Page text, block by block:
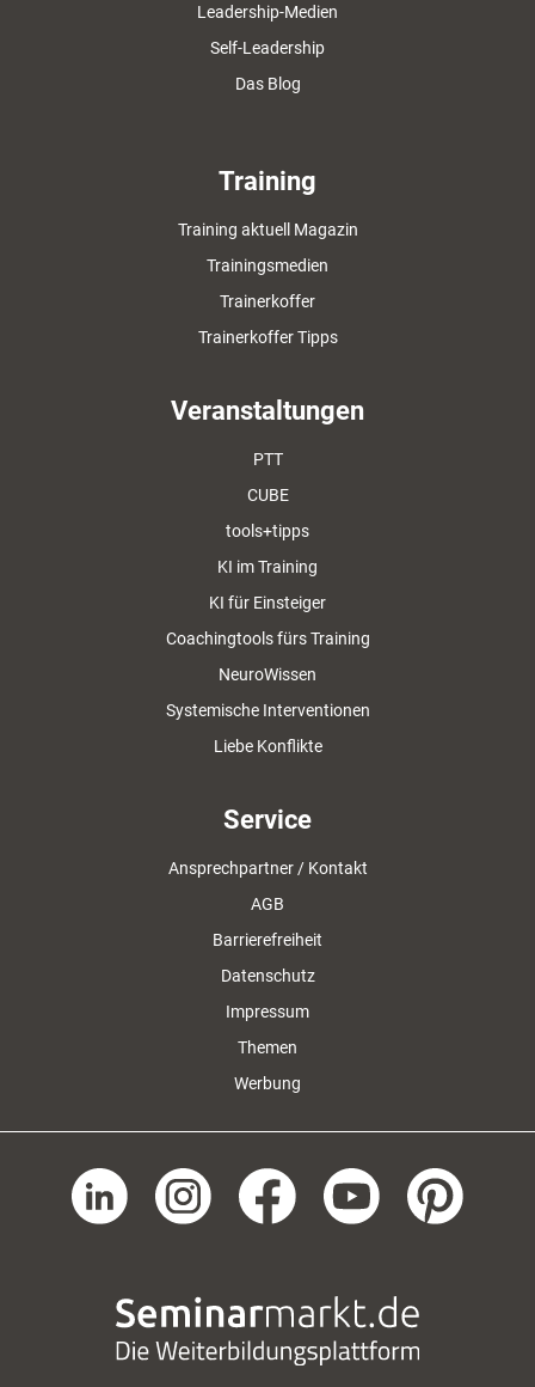
Leadership-Medien
Self-Leadership
Das Blog
Training
Training aktuell Magazin
Trainingsmedien
Trainerkoffer
Trainerkoffer Tipps
Veranstaltungen
PTT
CUBE
tools+tipps
KI im Training
KI für Einsteiger
Coachingtools fürs Training
NeuroWissen
Systemische Interventionen
Liebe Konflikte
Service
Ansprechpartner / Kontakt
AGB
Barrierefreiheit
Datenschutz
Impressum
Themen
Werbung